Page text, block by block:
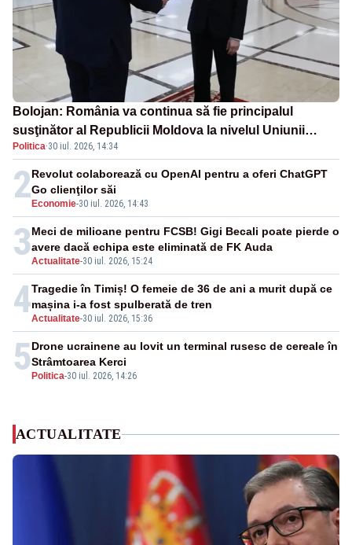
Bolojan: România va continua să fie principalul
susţinător al Republicii Moldova la nivelul Uniunii
Europene
Politica·30 iul. 2026, 14:34
2 Economie-30 iul. 2026, 14:43
Revolut colaborează cu OpenAI pentru a oferi ChatGPT
Go clienţilor săi
3Actualitate-30 iul. 2026, 15:24
Meci de milioane pentru FCSB! Gigi Becali poate pierde o
avere dacă echipa este eliminată de FK Auda
4Actualitate-30 iul. 2026, 15:36
Tragedie în Timiș! O femeie de 36 de ani a murit după ce
mașina i-a fost spulberată de tren
5 Politica-30 iul. 2026, 14:26
Drone ucrainene au lovit un terminal rusesc de cereale în
Strâmtoarea Kerci
ACTUALITATE